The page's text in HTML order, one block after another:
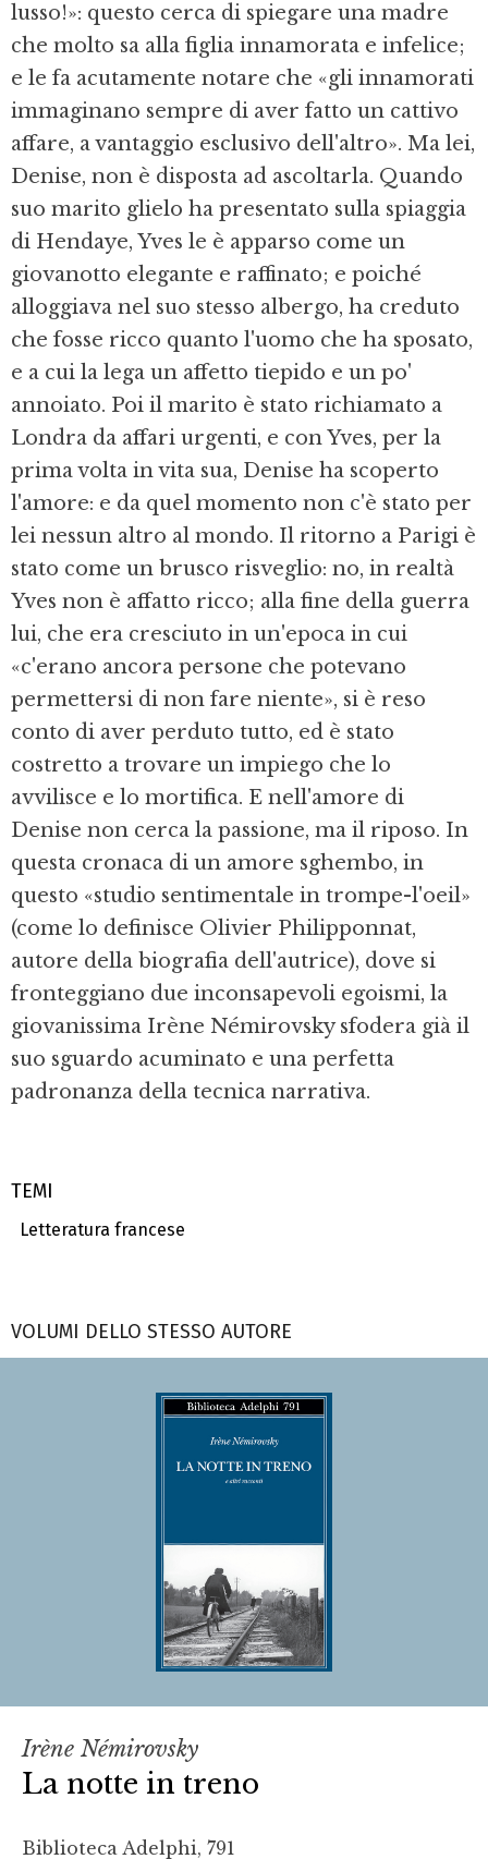
TEMI
Letteratura francese
lusso!»: questo cerca di spiegare una madre
che molto sa alla figlia innamorata e infelice;
e le fa acutamente notare che «gli innamorati
immaginano sempre di aver fatto un cattivo
affare, a vantaggio esclusivo dell'altro». Ma lei,
Denise, non è disposta ad ascoltarla. Quando
suo marito glielo ha presentato sulla spiaggia
di Hendaye, Yves le è apparso come un
giovanotto elegante e raffinato; e poiché
alloggiava nel suo stesso albergo, ha creduto
che fosse ricco quanto l'uomo che ha sposato,
e a cui la lega un affetto tiepido e un po'
annoiato. Poi il marito è stato richiamato a
Londra da affari urgenti, e con Yves, per la
prima volta in vita sua, Denise ha scoperto
l'amore: e da quel momento non c'è stato per
lei nessun altro al mondo. Il ritorno a Parigi è
stato come un brusco risveglio: no, in realtà
Yves non è affatto ricco; alla fine della guerra
lui, che era cresciuto in un'epoca in cui
«c'erano ancora persone che potevano
permettersi di non fare niente», si è reso
conto di aver perduto tutto, ed è stato
costretto a trovare un impiego che lo
avvilisce e lo mortifica. E nell'amore di
Denise non cerca la passione, ma il riposo. In
questa cronaca di un amore sghembo, in
questo «studio sentimentale in trompe-l'oeil»
(come lo definisce Olivier Philipponnat,
autore della biografia dell'autrice), dove si
fronteggiano due inconsapevoli egoismi, la
giovanissima Irène Némirovsky sfodera già il
suo sguardo acuminato e una perfetta
padronanza della tecnica narrativa.
VOLUMI DELLO STESSO AUTORE
Irène Némirovsky
La notte in treno
Biblioteca Adelphi, 791